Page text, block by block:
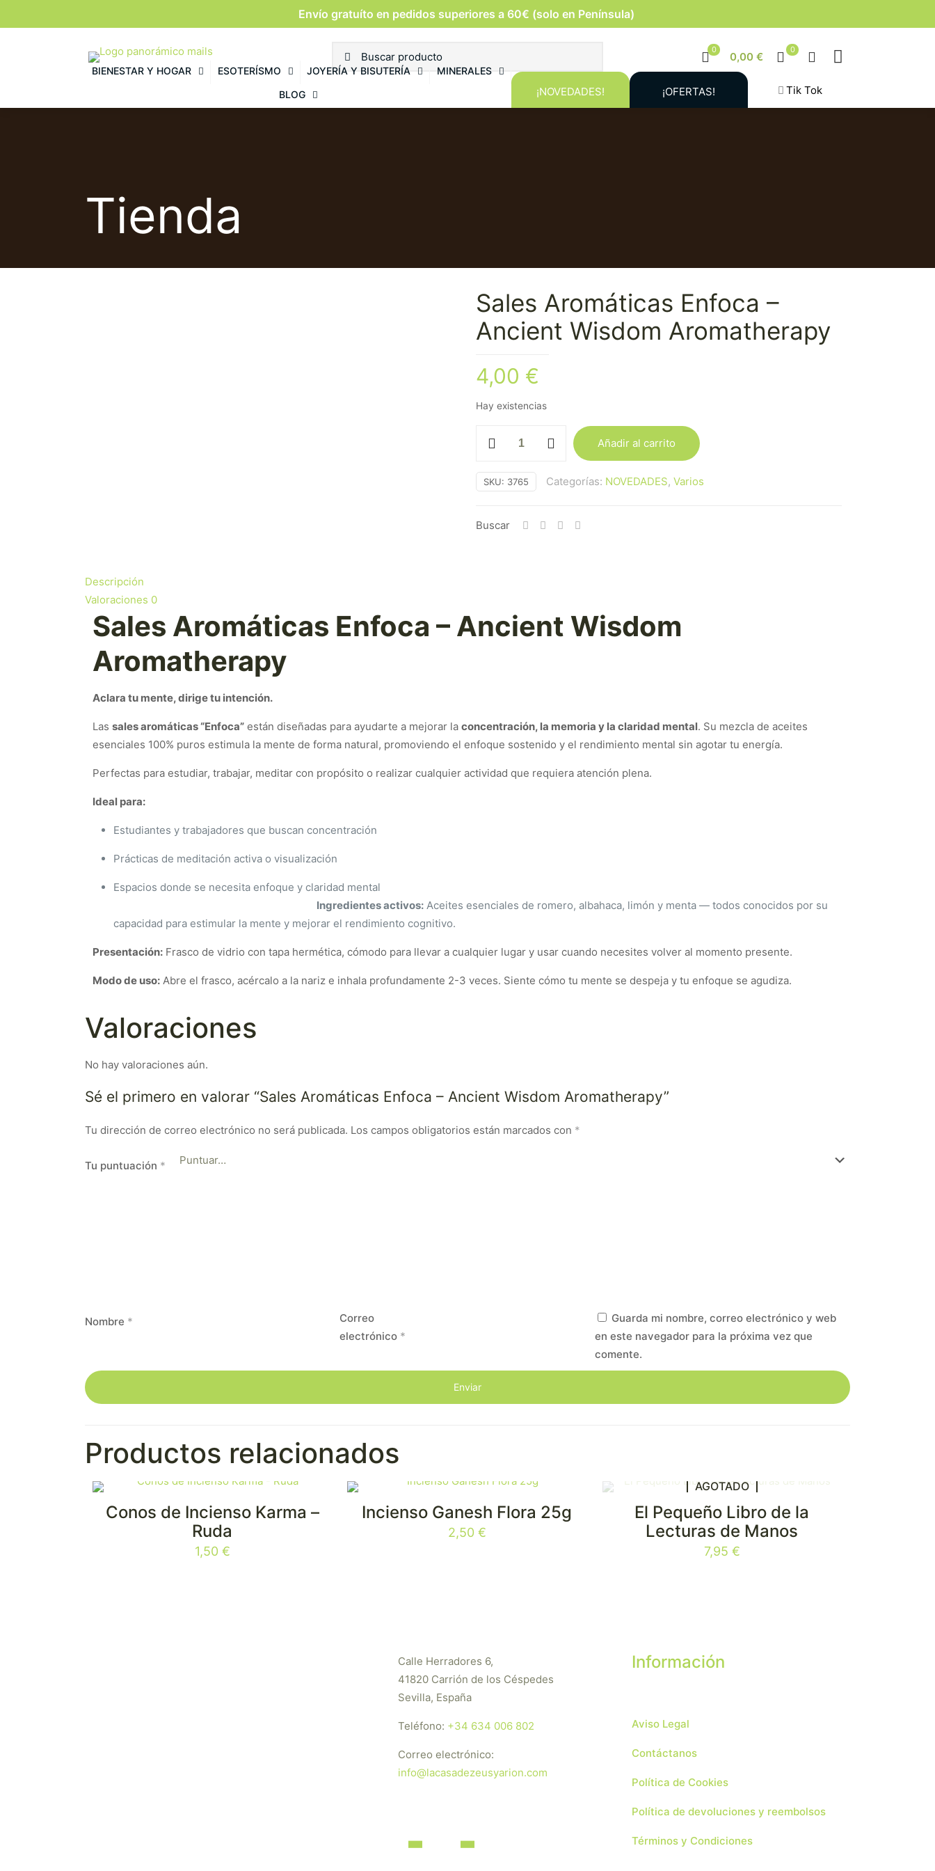
Envío gratuíto en pedidos superiores a 60€ (solo en Península)
0
0,00 €
0
BIENESTAR Y HOGAR ESOTERÍSMO JOYERÍA Y BISUTERÍA
MINERALES
BLOG
¡NOVEDADES! ¡OFERTAS! Tik Tok
Tienda
Sales Aromáticas Enfoca –
Ancient Wisdom Aromatherapy
4,00 €
Hay existencias
Aromáticas
Enfoca
–
Wisdom
Añadir al carrito
SKU: 3765 Categorías: NOVEDADES, Varios
Buscar
Descripción
Valoraciones 0
Sales Aromáticas Enfoca – Ancient Wisdom
Aromatherapy
Aclara tu mente, dirige tu intención.
Las sales aromáticas “Enfoca” están diseñadas para ayudarte a mejorar la concentración, la memoria y la claridad mental. Su mezcla de aceites
esenciales 100% puros estimula la mente de forma natural, promoviendo el enfoque sostenido y el rendimiento mental sin agotar tu energía.
Perfectas para estudiar, trabajar, meditar con propósito o realizar cualquier actividad que requiera atención plena.
Ideal para:
Estudiantes y trabajadores que buscan concentración
Prácticas de meditación activa o visualización
Espacios donde se necesita enfoque y claridad mental
Ingredientes activos: Aceites esenciales de romero, albahaca, limón y menta — todos conocidos por su
capacidad para estimular la mente y mejorar el rendimiento cognitivo.
Presentación: Frasco de vidrio con tapa hermética, cómodo para llevar a cualquier lugar y usar cuando necesites volver al momento presente.
Modo de uso: Abre el frasco, acércalo a la nariz e inhala profundamente 2-3 veces. Siente cómo tu mente se despeja y tu enfoque se agudiza.
Valoraciones
No hay valoraciones aún.
Sé el primero en valorar “Sales Aromáticas Enfoca – Ancient Wisdom Aromatherapy”
Tu dirección de correo electrónico no será publicada. Los campos obligatorios están marcados con *
Tu puntuación *
Nombre *
Correo
electrónico *
Guarda mi nombre, correo electrónico y web
en este navegador para la próxima vez que
comente.
Productos relacionados
Conos de Incienso Karma –
Ruda
1,50 €
Incienso Ganesh Flora 25g
2,50 €
AGOTADO
El Pequeño Libro de la
Lecturas de Manos
7,95 €
Calle Herradores 6,
41820 Carrión de los Céspedes
Sevilla, España
Teléfono: +34 634 006 802
Correo electrónico:
info@lacasadezeusyarion.com
Información
Aviso Legal
Contáctanos
Política de Cookies
Política de devoluciones y reembolsos
Términos y Condiciones